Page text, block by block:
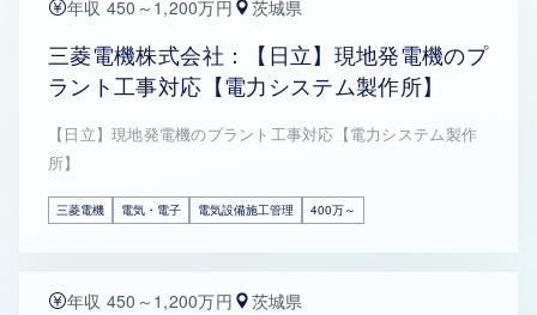
年収 450～1,200万円 茨城県
三菱電機株式会社：【日立】現地発電機のプ
ラント工事対応【電力システム製作所】
【日立】現地発電機のプラント工事対応【電力システム製作
所】
三菱電機 電気・電子 電気設備施工管理 400万～
年収 450～1,200万円 茨城県